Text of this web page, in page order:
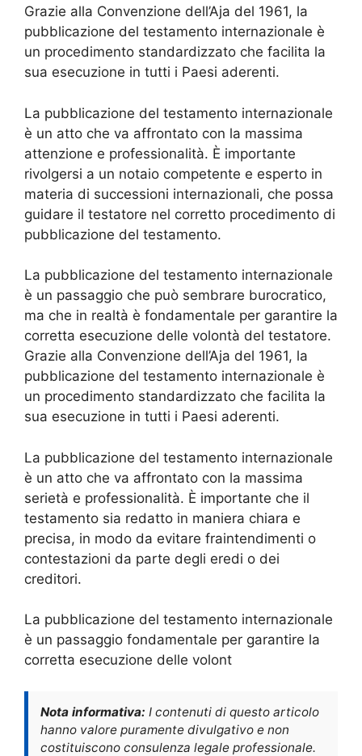
Grazie alla Convenzione dell’Aja del 1961, la
pubblicazione del testamento internazionale è
un procedimento standardizzato che facilita la
sua esecuzione in tutti i Paesi aderenti.
La pubblicazione del testamento internazionale
è un atto che va affrontato con la massima
attenzione e professionalità. È importante
rivolgersi a un notaio competente e esperto in
materia di successioni internazionali, che possa
guidare il testatore nel corretto procedimento di
pubblicazione del testamento.
La pubblicazione del testamento internazionale
è un passaggio che può sembrare burocratico,
ma che in realtà è fondamentale per garantire la
corretta esecuzione delle volontà del testatore.
Grazie alla Convenzione dell’Aja del 1961, la
pubblicazione del testamento internazionale è
un procedimento standardizzato che facilita la
sua esecuzione in tutti i Paesi aderenti.
La pubblicazione del testamento internazionale
è un atto che va affrontato con la massima
serietà e professionalità. È importante che il
testamento sia redatto in maniera chiara e
precisa, in modo da evitare fraintendimenti o
contestazioni da parte degli eredi o dei
creditori.
La pubblicazione del testamento internazionale
è un passaggio fondamentale per garantire la
corretta esecuzione delle volont
Nota informativa: I contenuti di questo articolo
hanno valore puramente divulgativo e non
costituiscono consulenza legale professionale.